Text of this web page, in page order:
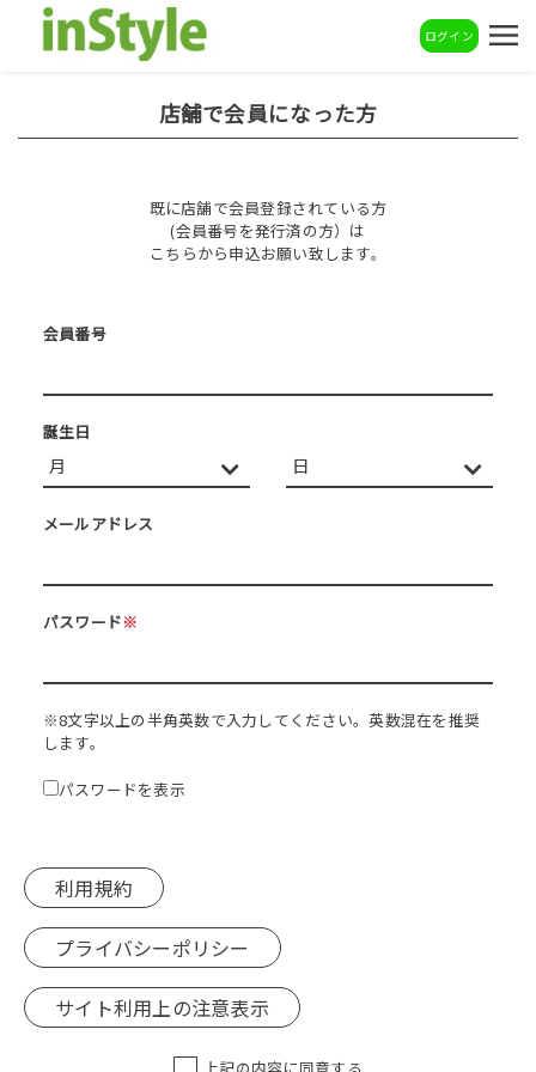
ログイン
店舗で会員になった方
既に店舗で会員登録されている方
(会員番号を発行済の方）は
こちらから申込お願い致します。
会員番号
誕生日
メールアドレス
パスワード※
※8文字以上の半角英数で入力してください。英数混在を推奨
します。
パスワードを表示
利用規約
プライバシーポリシー
サイト利用上の注意表示